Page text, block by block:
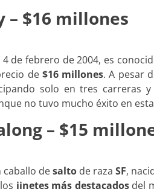
– $16 millones
de febrero de 2004, es
de $16 millones. A pesar
solo en tres carreras
no tuvo mucho éxito en
– $15
caballo desalto de raza SF,
jinetes más destacadosdel